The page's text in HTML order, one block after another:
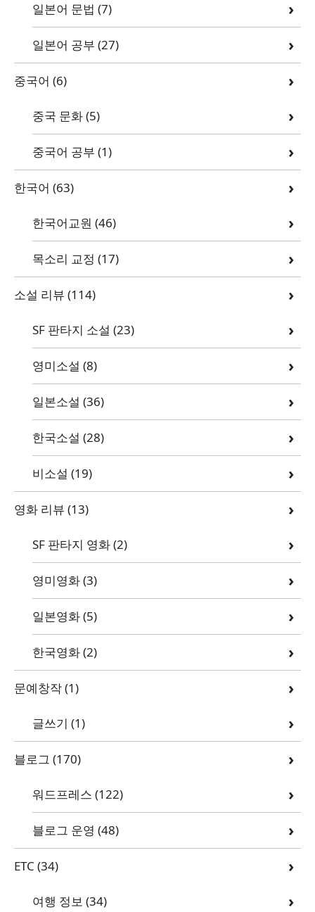
일본어 문법 (7)
일본어 공부 (27)
중국어 (6)
중국 문화(5)
중국어 공부 (1)
한국어 (63)
한국어교원 (46)
목소리 교정 (17)
소설 리뷰 (114)
SF 판타지 소설 (23)
영미소설 (8)
일본소설 (36)
한국소설 (28)
비소설 (19)
영화 리뷰 (13)
SF 판타지 영화(2)
영미영화(3)
일본영화(5)
한국영화(2)
문예창작(1)
글쓰기 (1)
블로그 (170)
워드프레스 (122)
블로그 운영 (48)
ETC (34)
여행 정보 (34)